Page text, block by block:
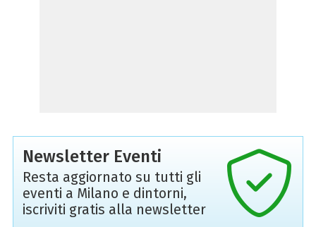
Newsletter Eventi
Resta aggiornato su tutti gli
eventi a Milano e dintorni,
iscriviti gratis alla newsletter